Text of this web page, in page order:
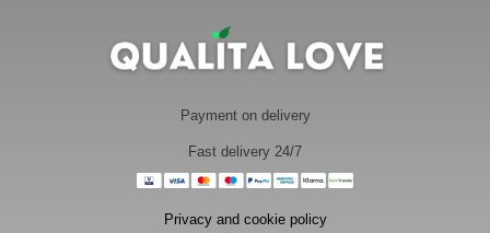
Payment on delivery
Fast delivery 24/7
Privacy and cookie policy